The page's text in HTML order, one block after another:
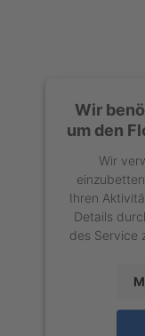
Wir
um den
Wir
Ihren
Details
des Service